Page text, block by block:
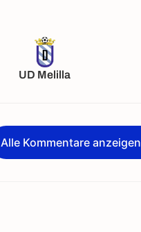
UD Melilla
Alle Kommentare anzeigen